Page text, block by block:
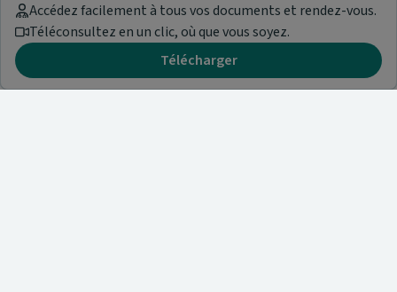
Accédez facilement à tous vos documents et rendez-vous.
Téléconsultez en un clic, où que vous soyez.
Télécharger